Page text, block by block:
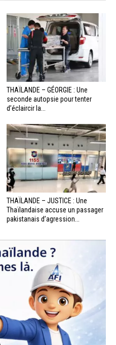
THAÏLANDE – GÉORGIE : Une
seconde autopsie pour tenter
d’éclaircir la...
THAÏLANDE – JUSTICE : Une
Thaïlandaise accuse un passager
pakistanais d’agression...